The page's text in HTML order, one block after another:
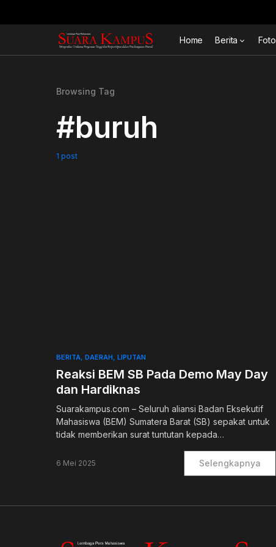
Home Berita Foto
Browsing Tag
#buruh
1 post
BERITA DAERAH LIPUTAN
Reaksi BEM SB Pada Demo May Day
dan Hardiknas
Suarakampus.com – Seluruh aliansi Badan Eksekutif
Mahasiswa (BEM) Sumatera Barat (SB) sepakat untuk
tidak memberikan surat tuntutan kepada…
6 Mei 2025 Selengkapnya